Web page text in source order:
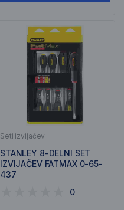
Seti izvijačev
STANLEY 8-DELNI SET
IZVIJAČEV FATMAX 0-65-
437
0